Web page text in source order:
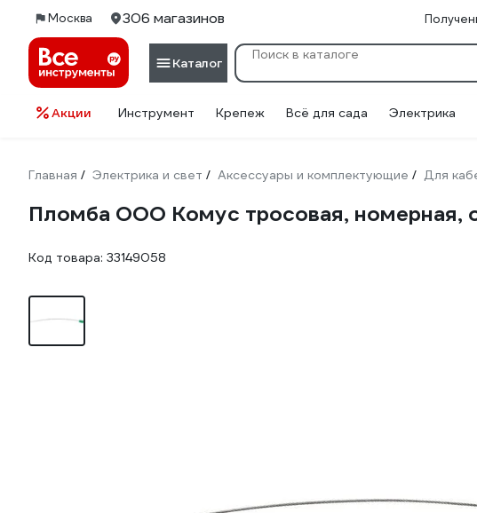
Москва 306 магазинов
Каталог
Акции Инструмент Крепеж Всё для сада Электрика
Главная / Электрика и свет / Аксессуары и комплектующие / Для
Пломба ООО Комус тросовая, номерная,
Код товара: 33149058